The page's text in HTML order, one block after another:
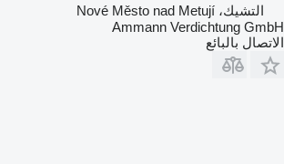
التشيك، Nové Město nad Metují
Ammann Verdichtung GmbH
الاتصال بالبائع